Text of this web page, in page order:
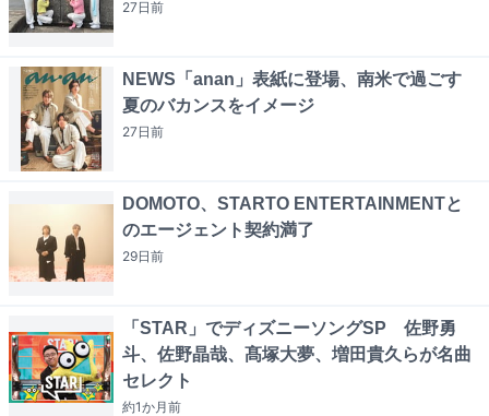
27日前
NEWS「anan」表紙に登場、南米で過ごす
夏のバカンスをイメージ
27日前
DOMOTO、STARTO ENTERTAINMENTと
のエージェント契約満了
29日前
「STAR」でディズニーソングSP 佐野勇
斗、佐野晶哉、髙塚大夢、増田貴久らが名曲
セレクト
約1か月前